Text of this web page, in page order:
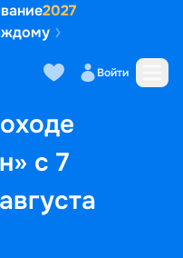
2027
Войти
с 7
Маршрут и